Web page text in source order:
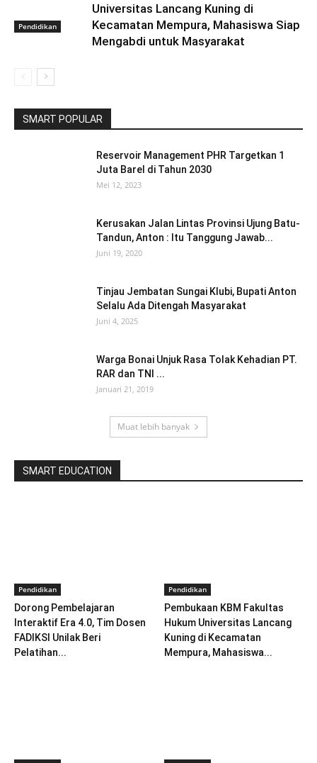
Pendidikan
Universitas Lancang Kuning di
Kecamatan Mempura, Mahasiswa Siap
Mengabdi untuk Masyarakat
SMART POPULAR
Reservoir Management PHR Targetkan 1
Juta Barel di Tahun 2030
Mei 12, 2023
Kerusakan Jalan Lintas Provinsi Ujung Batu-
Tandun, Anton : Itu Tanggung Jawab...
Juni 19, 2020
Tinjau Jembatan Sungai Klubi, Bupati Anton
Selalu Ada Ditengah Masyarakat
Juni 4, 2025
Warga Bonai Unjuk Rasa Tolak Kehadian PT.
RAR dan TNI ...
Januari 21, 2019
Muat lebih banyak
SMART EDUCATION
Pendidikan
Dorong Pembelajaran
Interaktif Era 4.0, Tim Dosen
FADIKSI Unilak Beri
Pelatihan...
Pendidikan
Pembukaan KBM Fakultas
Hukum Universitas Lancang
Kuning di Kecamatan
Mempura, Mahasiswa...